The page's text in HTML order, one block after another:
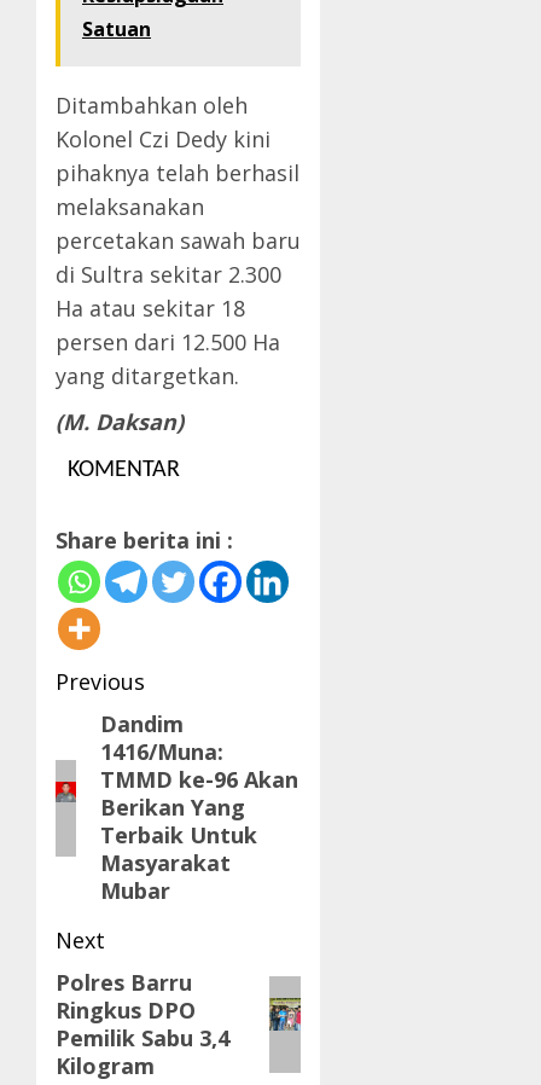
Satuan
Ditambahkan oleh
Kolonel Czi Dedy kini
pihaknya telah berhasil
melaksanakan
percetakan sawah baru
di Sultra sekitar 2.300
Ha atau sekitar 18
persen dari 12.500 Ha
yang ditargetkan.
(M. Daksan)
KOMENTAR
Share berita ini :
Post
navigation
Previous
Previous
post:
Dandim
1416/Muna:
TMMD ke-96 Akan
Berikan Yang
Terbaik Untuk
Masyarakat
Mubar
Next
Next
post:
Polres Barru
Ringkus DPO
Pemilik Sabu 3,4
Kilogram